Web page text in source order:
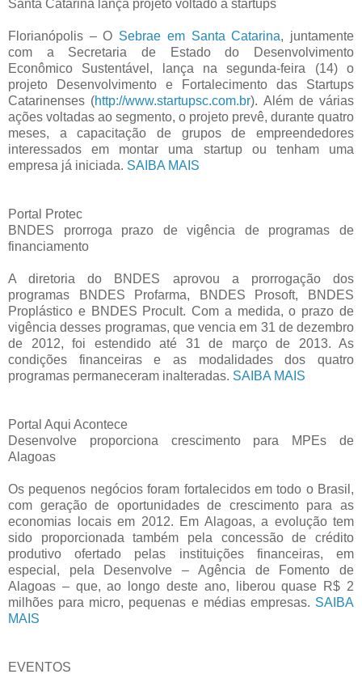
Santa Catarina lança projeto voltado a startups
Florianópolis – O Sebrae em Santa Catarina, juntamente
com a Secretaria de Estado do Desenvolvimento
Econômico Sustentável, lança na segunda-feira (14) o
projeto Desenvolvimento e Fortalecimento das Startups
Catarinenses (http://www.startupsc.com.br). Além de várias
ações voltadas ao segmento, o projeto prevê, durante quatro
meses, a capacitação de grupos de empreendedores
interessados em montar uma startup ou tenham uma
empresa já iniciada. SAIBA MAIS
Portal Protec
BNDES prorroga prazo de vigência de programas de
financiamento
A diretoria do BNDES aprovou a prorrogação dos
programas BNDES Profarma, BNDES Prosoft, BNDES
Proplástico e BNDES Procult. Com a medida, o prazo de
vigência desses programas, que vencia em 31 de dezembro
de 2012, foi estendido até 31 de março de 2013. As
condições financeiras e as modalidades dos quatro
programas permaneceram inalteradas. SAIBA MAIS
Portal Aqui Acontece
Desenvolve proporciona crescimento para MPEs de
Alagoas
Os pequenos negócios foram fortalecidos em todo o Brasil,
com geração de oportunidades de crescimento para as
economias locais em 2012. Em Alagoas, a evolução tem
sido proporcionada também pela concessão de crédito
produtivo ofertado pelas instituições financeiras, em
especial, pela Desenvolve – Agência de Fomento de
Alagoas – que, ao longo deste ano, liberou quase R$ 2
milhões para micro, pequenas e médias empresas. SAIBA
MAIS
EVENTOS